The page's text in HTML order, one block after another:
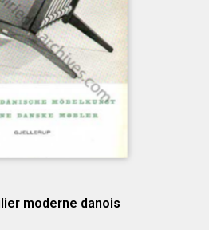
moderne danois